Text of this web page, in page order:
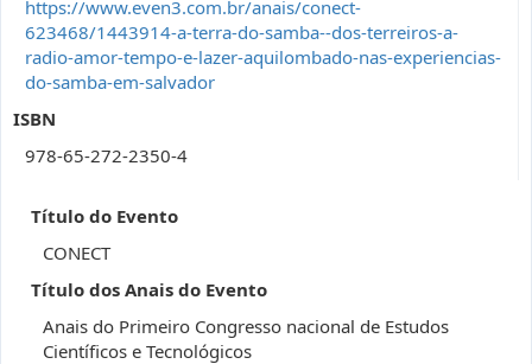
https://www.even3.com.br/anais/conect-
623468/1443914-a-terra-do-samba--dos-terreiros-a-
radio-amor-tempo-e-lazer-aquilombado-nas-experiencias-
do-samba-em-salvador
ISBN
978-65-272-2350-4
Título do Evento
CONECT
Título dos Anais do Evento
Anais do Primeiro Congresso nacional de Estudos
Científicos e Tecnológicos